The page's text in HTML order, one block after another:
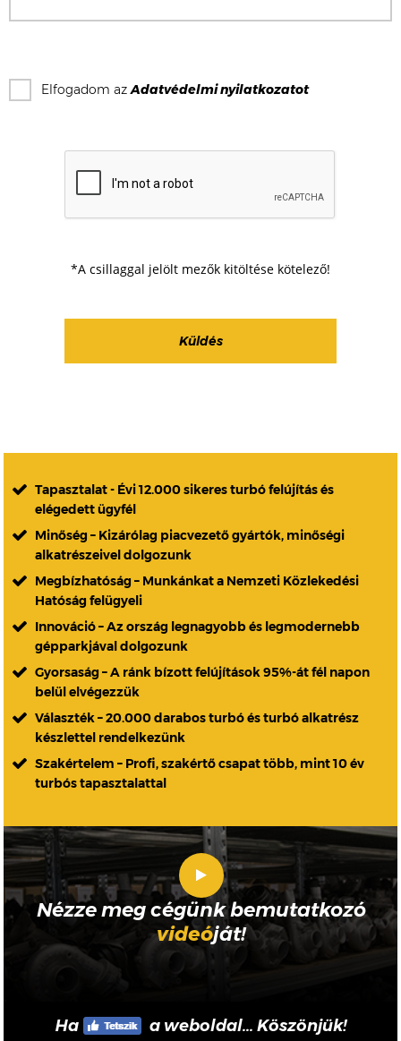
Elfogadom azAdatvédelmi nyilatkozatot
*A csillaggal jelölt mezők kitöltése kötelező!
Tapasztalat - Évi 12.000 sikeres turbó felújítás és
elégedett ügyfél
Minőség – Kizárólag piacvezető gyártók, minőségi
alkatrészeivel dolgozunk
Megbízhatóság – Munkánkat a Nemzeti Közlekedési
Hatóság felügyeli
Innováció – Az ország legnagyobb és legmodernebb
gépparkjával dolgozunk
Gyorsaság – A ránk bízott felújítások 95%-át fél napon
belül elvégezzük
Választék – 20.000 darabos turbó és turbó alkatrész
készlettel rendelkezünk
Szakértelem – Profi, szakértő csapat több, mint 10 év
turbós tapasztalattal
Nézze meg cégünk bemutatkozó
videóját!
Ha a weboldal... Köszönjük!